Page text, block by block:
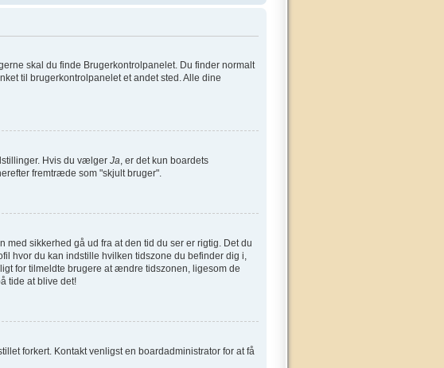
skal du finde Brugerkontrolpanelet. Du finder normalt
til brugerkontrolpanelet et andet sted. Alle dine
Hvis du vælger Ja , er det kun boardets
fremtræde som "skjult bruger".
sikkerhed gå ud fra at den tid du ser er rigtig. Det du
hvor du kan indstille hvilken tidszone du befinder dig i,
for tilmeldte brugere at ændre tidszonen, ligesom de
tide at blive det!
forkert. Kontakt venligst en boardadministrator for at få